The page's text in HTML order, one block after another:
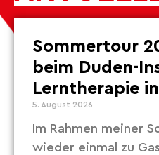
Sommertour
beim Duden-
Lerntherapie
5. August 2026
Im Rahmen meiner
wieder einmal zu